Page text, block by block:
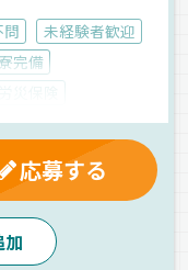
紹介になります！
未経験者歓迎
寮完備
家族手当
配送
地場
員
応募する